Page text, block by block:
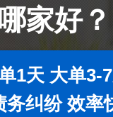
家好？
1天 大单3-
纠纷 效率